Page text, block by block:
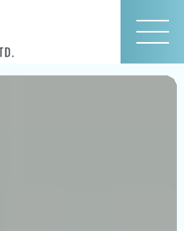
MEN
U